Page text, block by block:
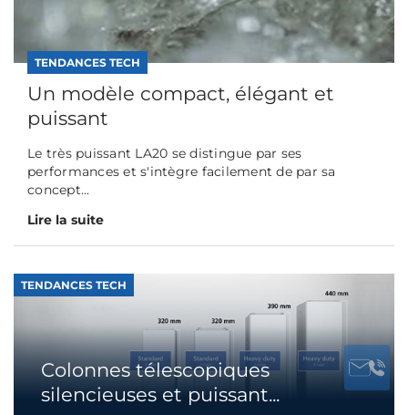
TENDANCES TECH
Un modèle compact, élégant et
puissant
Le très puissant LA20 se distingue par ses
performances et s'intègre facilement de par sa
concept...
Lire la suite
TENDANCES TECH
Colonnes télescopiques
silencieuses et puissant...